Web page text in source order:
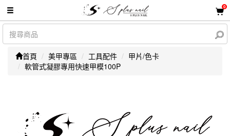
0
首頁 美甲專區 工具配件
甲片/色卡
軟管式凝膠專用快速甲模100P